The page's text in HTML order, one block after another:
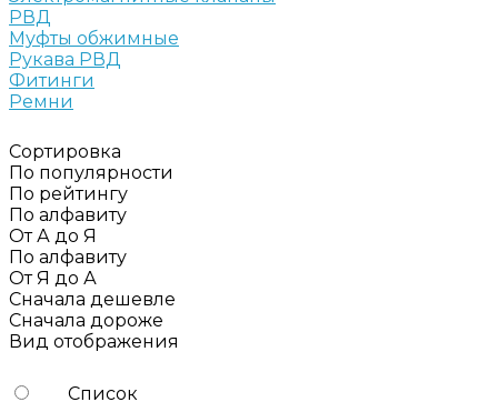
РВД
Муфты обжимные
Рукава РВД
Фитинги
Ремни
Сортировка
По популярности
По рейтингу
По алфавиту
От А до Я
По алфавиту
От Я до А
Сначала дешевле
Сначала дороже
Вид отображения
Список